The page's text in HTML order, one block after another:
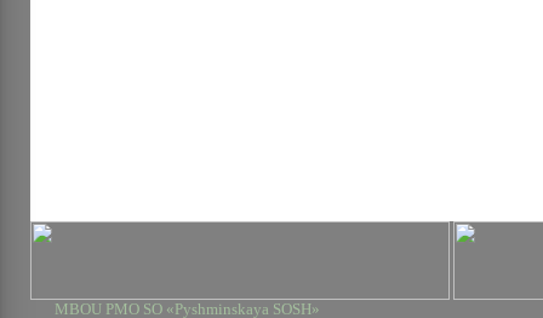
MBOU PMO SO «Pyshminskaya SOSH»